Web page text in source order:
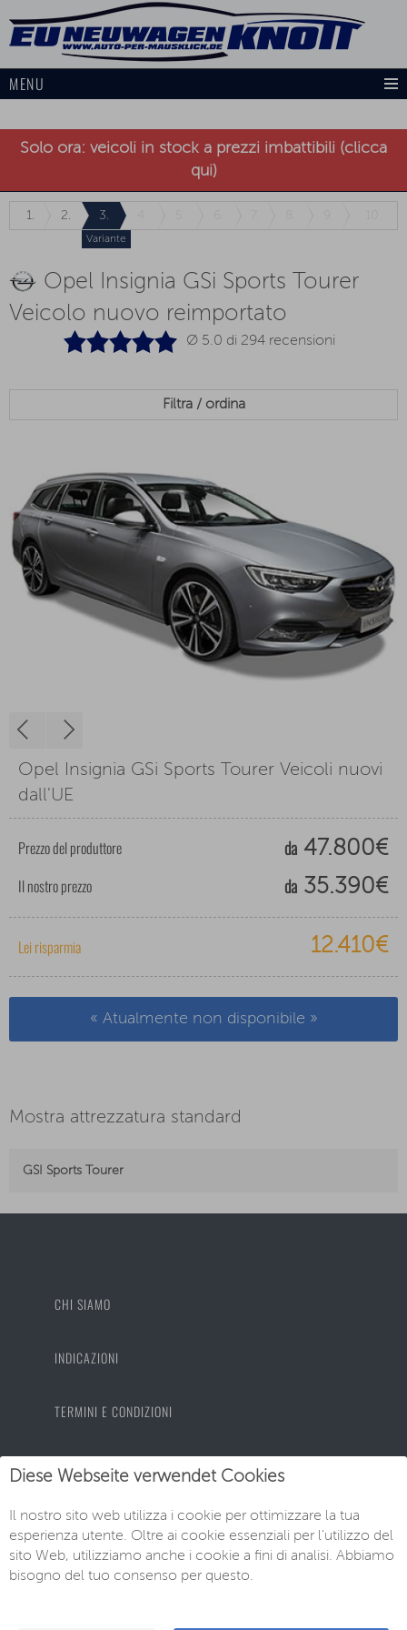
MENU
Solo ora: veicoli in stock a prezzi imbattibili (clicca
qui)
1. 2. 3.
Variante
Opel Insignia GSi Sports Tourer
Veicolo nuovo reimportato
Ø 5.0 di 294 recensioni
Filtra / ordina
Opel Insignia GSi Sports Tourer Veicoli nuovi
dall'UE
Prezzo del produttore da 47.800€
Il nostro prezzo da 35.390€
Lei risparmia 12.410€
« Atualmente non disponibile »
Mostra attrezzatura standard
GSI Sports Tourer
CHI SIAMO
INDICAZIONI
TERMINI E CONDIZIONI
PROTEZIONE DEI DATI
IMPRONTA
Diese Webseite verwendet Cookies
Il nostro sito web utilizza i cookie per ottimizzare la tua
esperienza utente. Oltre ai cookie essenziali per l'utilizzo del
sito Web, utilizziamo anche i cookie a fini di analisi. Abbiamo
bisogno del tuo consenso per questo.